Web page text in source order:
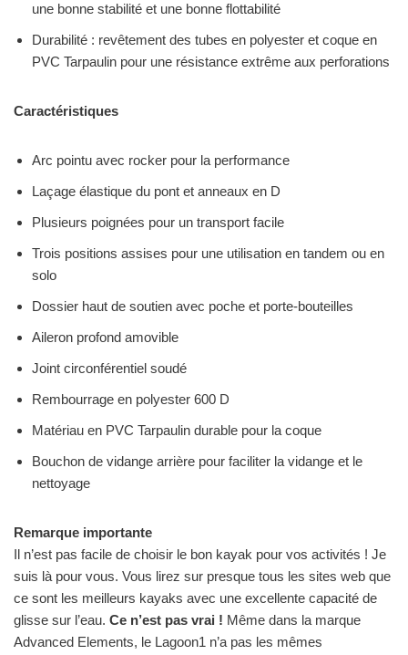
une bonne stabilité et une bonne flottabilité
Durabilité : revêtement des tubes en polyester et coque en
PVC Tarpaulin pour une résistance extrême aux perforations
Caractéristiques
Arc pointu avec rocker pour la performance
Laçage élastique du pont et anneaux en D
Plusieurs poignées pour un transport facile
Trois positions assises pour une utilisation en tandem ou en
solo
Dossier haut de soutien avec poche et porte-bouteilles
Aileron profond amovible
Joint circonférentiel soudé
Rembourrage en polyester 600 D
Matériau en PVC Tarpaulin durable pour la coque
Bouchon de vidange arrière pour faciliter la vidange et le
nettoyage
Remarque importante
Il n’est pas facile de choisir le bon kayak pour vos activités ! Je
suis là pour vous. Vous lirez sur presque tous les sites web que
ce sont les meilleurs kayaks avec une excellente capacité de
glisse sur l’eau. Ce n’est pas vrai ! Même dans la marque
Advanced Elements, le Lagoon1 n’a pas les mêmes